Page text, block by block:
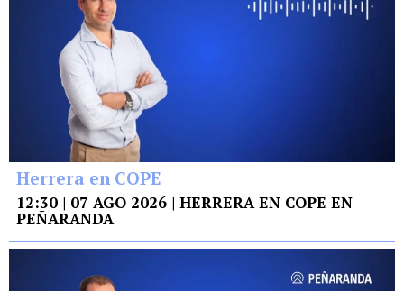
Herrera en COPE
12:30 | 07 AGO 2026 | HERRERA EN COPE EN
PEÑARANDA